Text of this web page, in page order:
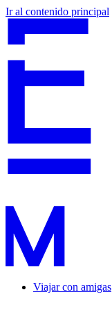
Ir al contenido principal
Viajar con amigas